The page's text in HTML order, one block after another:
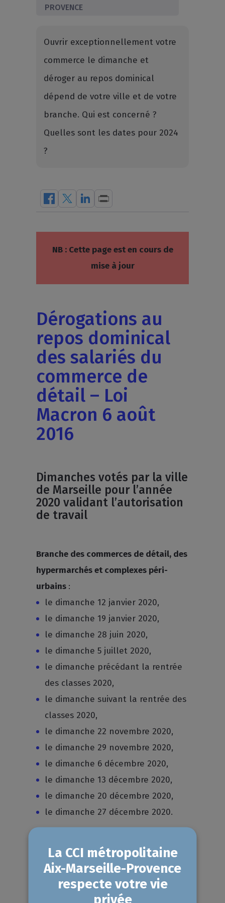
PROVENCE
Ouvrir exceptionnellement votre
commerce le dimanche et
déroger au repos dominical
dépend de votre ville et de votre
branche. Qui est concerné ?
Quelles sont les dates pour 2024
?
NB : Cette page est en cours de
mise à jour
Dérogations au
repos dominical
des salariés du
commerce de
détail – Loi
Macron 6 août
2016
Dimanches votés par la ville
de Marseille pour l’année
2020 validant l’autorisation
de travail
Branche des commerces de détail, des
hypermarchés et complexes péri-
urbains :
le dimanche 12 janvier 2020,
le dimanche 19 janvier 2020,
le dimanche 28 juin 2020,
le dimanche 5 juillet 2020,
le dimanche précédant la rentrée
des classes 2020,
le dimanche suivant la rentrée des
classes 2020,
le dimanche 22 novembre 2020,
le dimanche 29 novembre 2020,
le dimanche 6 décembre 2020,
le dimanche 13 décembre 2020,
le dimanche 20 décembre 2020,
le dimanche 27 décembre 2020.
Téléchargez l'arrêté municipal
portant dérogation collective à la
règle du repos dominical des salariés
de la branche des commerces de